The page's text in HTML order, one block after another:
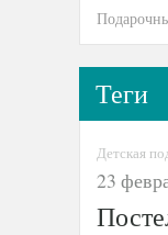
Теги
Детская
23